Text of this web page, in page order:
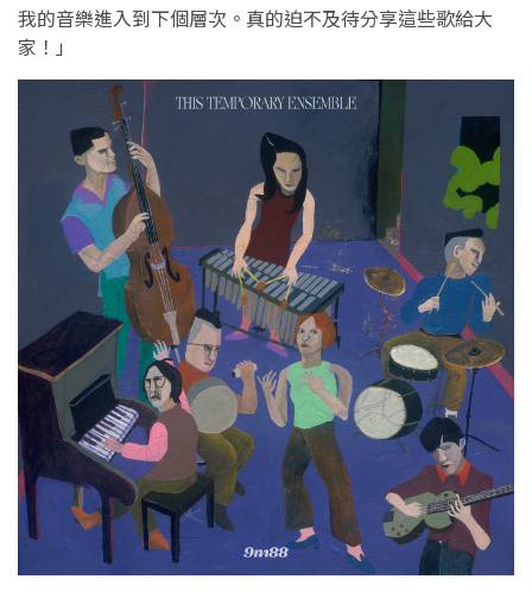
我的音樂進入到下個層次。真的迫不及待分享這些歌給大
家！」